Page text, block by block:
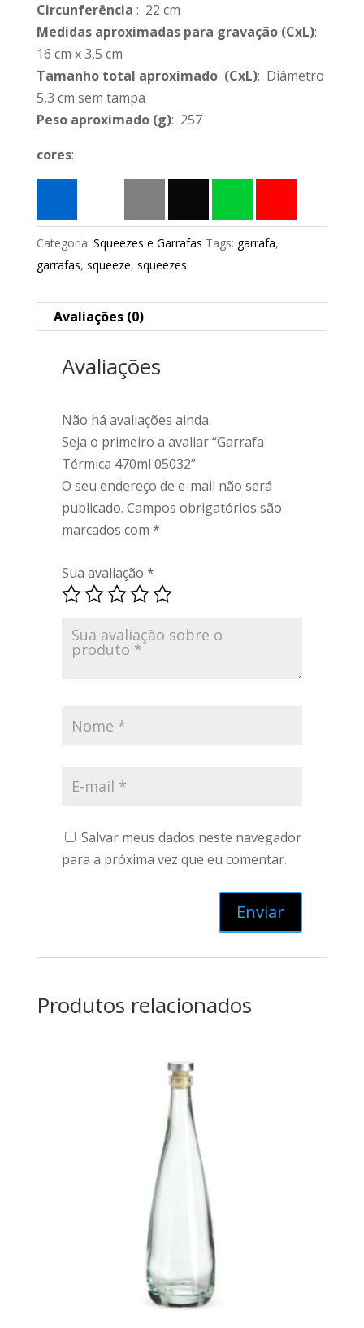
Circunferência : 22 cm
Medidas aproximadas para gravação(CxL):
16 cm x 3,5 cm
Tamanho total aproximado (CxL): Diâmetro
5,3 cm sem tampa
Peso aproximado(g): 257
cores:
Categoria: Squeezes e Garrafas Tags: garrafa,
garrafas, squeeze, squeezes
Avaliações (0)
Avaliações
Não há avaliações ainda.
Seja o primeiro a avaliar “Garrafa
Térmica 470ml 05032”
O seu endereço de e-mail não será
publicado. Campos obrigatórios são
marcados com *
Sua avaliação *
Salvar meus dados neste navegador
para a próxima vez que eu comentar.
Produtos relacionados